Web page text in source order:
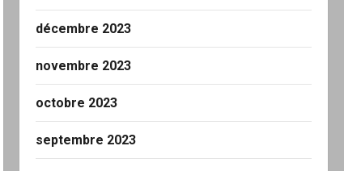
décembre 2023
novembre 2023
octobre 2023
septembre 2023